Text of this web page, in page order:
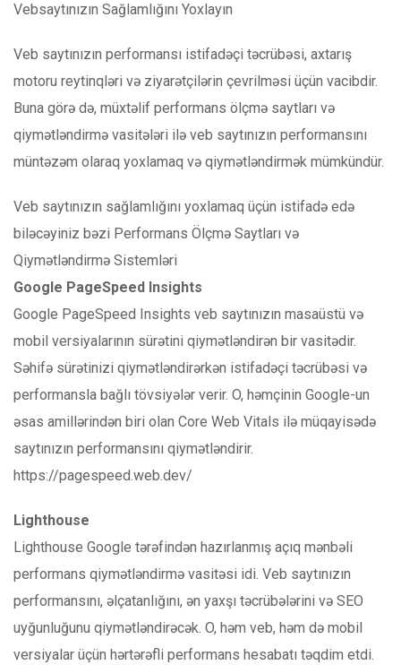
Vebsaytınızın Sağlamlığını Yoxlayın
Veb saytınızın performansı istifadəçi təcrübəsi, axtarış
motoru reytinqləri və ziyarətçilərin çevrilməsi üçün vacibdir.
Buna görə də, müxtəlif performans ölçmə saytları və
qiymətləndirmə vasitələri ilə veb saytınızın performansını
müntəzəm olaraq yoxlamaq və qiymətləndirmək mümkündür.
Veb saytınızın sağlamlığını yoxlamaq üçün istifadə edə
biləcəyiniz bəzi Performans Ölçmə Saytları və
Qiymətləndirmə Sistemləri
Google PageSpeed ​​Insights
Google PageSpeed ​​​​Insights veb saytınızın masaüstü və
mobil versiyalarının sürətini qiymətləndirən bir vasitədir.
Səhifə sürətinizi qiymətləndirərkən istifadəçi təcrübəsi və
performansla bağlı tövsiyələr verir. O, həmçinin Google-un
əsas amillərindən biri olan Core Web Vitals ilə müqayisədə
saytınızın performansını qiymətləndirir.
https://pagespeed.web.dev/
Lighthouse
Lighthouse Google tərəfindən hazırlanmış açıq mənbəli
performans qiymətləndirmə vasitəsi idi. Veb saytınızın
performansını, əlçatanlığını, ən yaxşı təcrübələrini və SEO
uyğunluğunu qiymətləndirəcək. O, həm veb, həm də mobil
versiyalar üçün hərtərəfli performans hesabatı təqdim etdi.